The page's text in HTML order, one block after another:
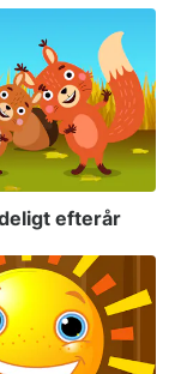
efterår